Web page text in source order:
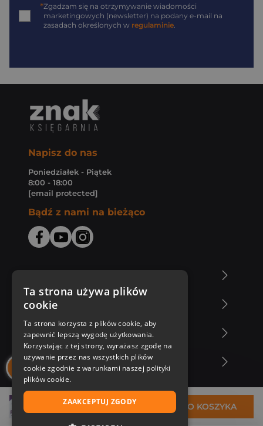
29,99 zł DO KOSZYKA
*Zgadzam się na otrzymywanie wiadomości
marketingowych (newsletter) na podany e-mail na
zasadach określonych w regulaminie
Napisz do nas
Poniedziałek - Piątek
8:00 - 18:00
[email protected]
Bądź z nami na bieżąco
Zakupy u nas
Nasza oferta
Nasi autorzy
Ta strona używa plików
cookie
Ta strona korzysta z plików cookie, aby
zapewnić lepszą wygodę użytkowania.
Korzystając z tej strony, wyrażasz zgodę na
używanie przez nas wszystkich plików
cookie zgodnie z warunkami naszej polityki
plików cookie.
ZAAKCEPTUJ ZGODY